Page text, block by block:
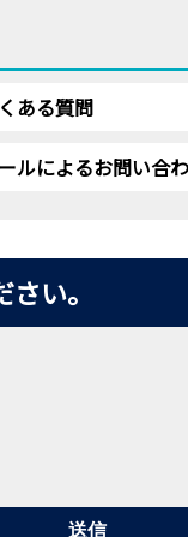
ある質問
ルによるお問い合
い。